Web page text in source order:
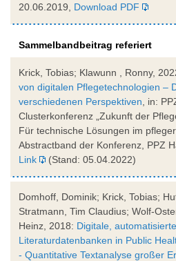
20.06.2019, Download PDF
Sammelbandbeitrag referiert
Krick, Tobias; Klawunn , Ronny,
von digitalen Pflegetechnologien –
verschiedenen Perspektiven , in:
Clusterkonferenz „Zukunft der
Für technische Lösungen im
Abstractband der Konferenz, PPZ
Link
(Stand: 05.04.2022)
Domhoff, Dominik; Krick, Tobias;
Stratmann, Tim Claudius; Wolf-
Heinz, 2018: Digitale,
Literaturdatenbanken in Public
- Quantitative Textanalyse großer